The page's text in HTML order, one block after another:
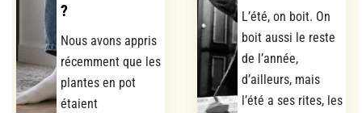
?
Nous avons appris
récemment que les
plantes en pot
étaient
L’été, on boit. On
boit aussi le reste
de l’année,
d’ailleurs, mais
l’été a ses rites, les